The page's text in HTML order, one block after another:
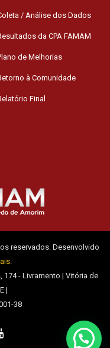
/ Análise dos Dados
da CPA FAMAM
de Melhorias
à Comunidade
Final
reservados. Desenvolvido
.
174 - Livramento | Vitória de
|
38